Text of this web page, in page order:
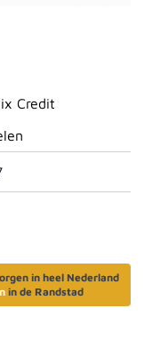
Credit
in heel Nederland
in de Randstad